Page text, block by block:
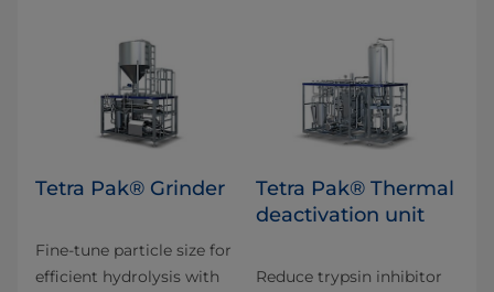
Tetra Pak® Grinder
Fine-tune particle size for
efficient hydrolysis with
Tetra Pak® Thermal
deactivation unit
Reduce trypsin inhibitor